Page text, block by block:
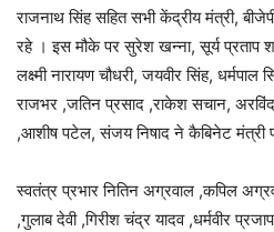
राजनाथ सिंह सहित सभी केंद्रीय मंत्री,
रहे । इस मौके पर सुरेश खन्ना, सूर्य प्रताप
लक्ष्मी नारायण चौधरी, जयवीर सिंह,
राजभर ,जतिन प्रसाद ,राकेश सचान, अरविंद
,आशीष पटेल, संजय निषाद ने कैबिनेट मंत्री
स्वतंत्र प्रभार नितिन अग्रवाल ,कपिल
,गुलाब देवी ,गिरीश चंद्र यादव ,धर्मवीर